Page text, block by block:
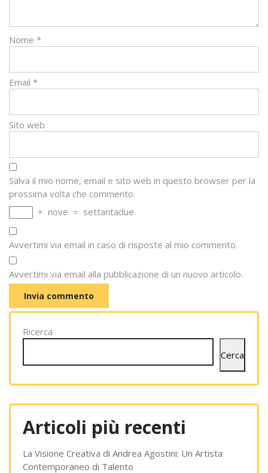
Nome *
Email *
Sito web
Salva il mio nome, email e sito web in questo browser per la
prossima volta che commento.
× nove = settantadue
Avvertimi via email in caso di risposte al mio commento.
Avvertimi via email alla pubblicazione di un nuovo articolo.
Ricerca
Cerca
Articoli più recenti
La Visione Creativa di Andrea Agostini: Un Artista
Contemporaneo di Talento